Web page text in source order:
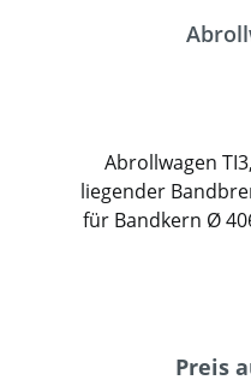
Abrollwagen
liegender
für Bandkern Ø
Preis